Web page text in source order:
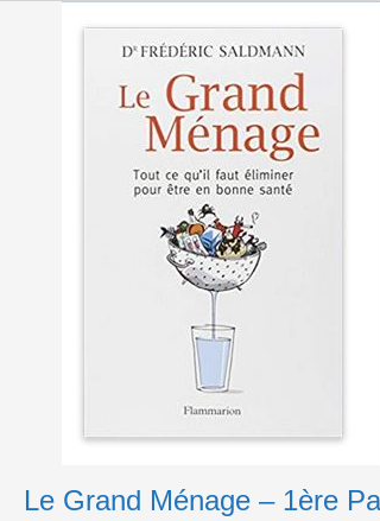
Le Grand Ménage – 1ère